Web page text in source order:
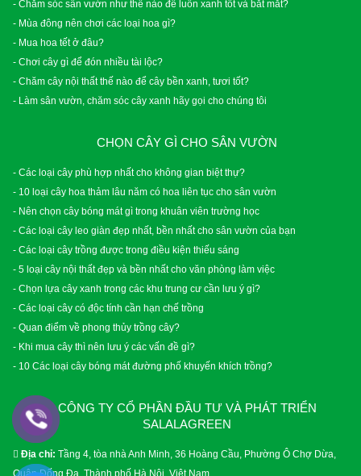
- Chăm sóc sân vườn như thế nào để luôn xanh tốt và bắt mắt?
- Mùa đông nên chơi các loại hoa gì?
- Mua hoa tết ở đâu?
- Chơi cây gì để đón nhiều tài lộc?
- Chăm cây nội thất thế nào để cây bền xanh, tươi tốt?
- Làm sân vườn, chăm sóc cây xanh hãy gọi cho chúng tôi
CHỌN CÂY GÌ CHO SÂN VƯỜN
- Các loại cây phù hợp nhất cho không gian biệt thự?
- 10 loại cây hoa thảm lâu năm có hoa liên tục cho sân vườn
- Nên chọn cây bóng mát gì trong khuân viên trường học
- Các loại cây leo giàn đẹp nhất, bền nhất cho sân vườn của bạn
- Các loại cây trồng được trong điều kiện thiếu sáng
- 5 loại cây nội thất đẹp và bền nhất cho văn phòng làm việc
- Chọn lựa cây xanh trong các khu trung cư cần lưu ý gì?
- Các loại cây có độc tính cần hạn chế trồng
- Quan điểm về phong thủy trồng cây?
- Khi mua cây thì nên lưu ý các vấn đề gì?
- 10 Các loại cây bóng mát đường phố khuyến khích trồng?
CÔNG TY CỔ PHẦN ĐẦU TƯ VÀ PHÁT TRIỂN
SALALAGREEN
Địa chỉ: Tầng 4, tòa nhà Anh Minh, 36 Hoàng Cầu, Phường Ô Chợ Dừa,
Quận Đống Đa, Thành phố Hà Nội, Việt Nam